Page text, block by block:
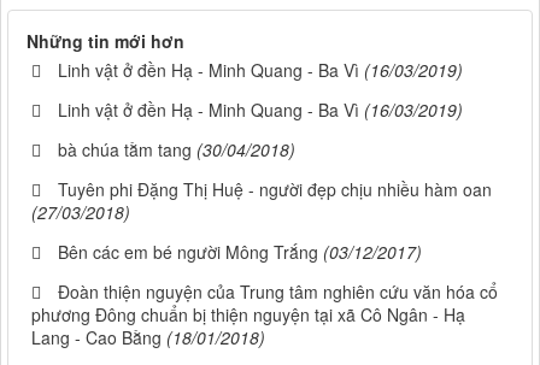
Những tin mới hơn
Linh vật ở đền Hạ - Minh Quang - Ba Vì (16/03/2019)
Linh vật ở đền Hạ - Minh Quang - Ba Vì (16/03/2019)
bà chúa tằm tang (30/04/2018)
Tuyên phi Đặng Thị Huệ - người đẹp chịu nhiều hàm oan
(27/03/2018)
Bên các em bé người Mông Trắng (03/12/2017)
Đoàn thiện nguyện của Trung tâm nghiên cứu văn hóa cổ
phương Đông chuẩn bị thiện nguyện tại xã Cô Ngân - Hạ
Lang - Cao Bằng (18/01/2018)